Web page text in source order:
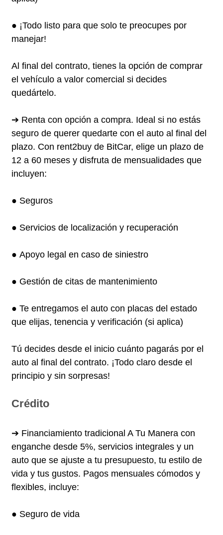
● ¡Todo listo para que solo te preocupes por
manejar!
Al final del contrato, tienes la opción de comprar
el vehículo a valor comercial si decides
quedártelo.
➔ Renta con opción a compra. Ideal si no estás
seguro de querer quedarte con el auto al final del
plazo. Con rent2buy de BitCar, elige un plazo de
12 a 60 meses y disfruta de mensualidades que
incluyen:
● Seguros
● Servicios de localización y recuperación
● Apoyo legal en caso de siniestro
● Gestión de citas de mantenimiento
● Te entregamos el auto con placas del estado
que elijas, tenencia y verificación (si aplica)
Tú decides desde el inicio cuánto pagarás por el
auto al final del contrato. ¡Todo claro desde el
principio y sin sorpresas!
Crédito
➔ Financiamiento tradicional A Tu Manera con
enganche desde 5%, servicios integrales y un
auto que se ajuste a tu presupuesto, tu estilo de
vida y tus gustos. Pagos mensuales cómodos y
flexibles, incluye:
● Seguro de vida